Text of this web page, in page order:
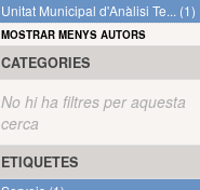
Unitat Municipal d'Anàlisi Te... (1)
MOSTRAR MENYS AUTORS
CATEGORIES
No hi ha filtres per aquesta
cerca
ETIQUETES